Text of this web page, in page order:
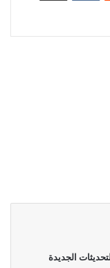
الجديدة